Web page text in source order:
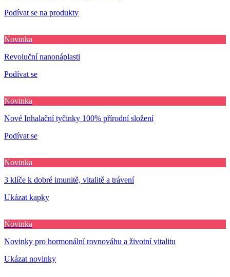
Podívat se na produkty
Novinka
Revoluční nanonáplasti
Podívat se
Novinka
Nové Inhalační tyčinky 100% přírodní složení
Podívat se
Novinka
3 klíče k dobré imunitě, vitalitě a trávení
Ukázat kapky
Novinka
Novinky pro hormonální rovnováhu a životní vitalitu
Ukázat novinky